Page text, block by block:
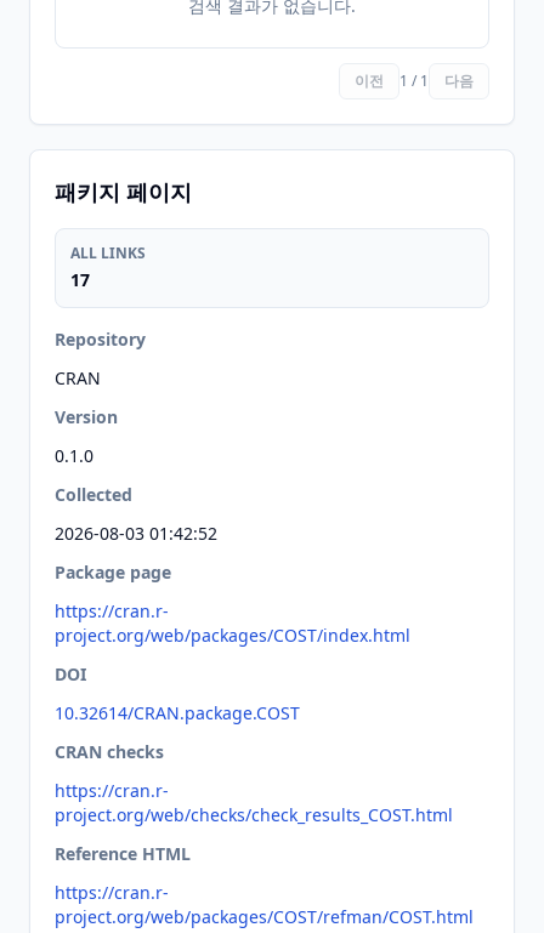
검색 결과가 없습니다.
이전 1 / 1 다음
패키지 페이지
ALL LINKS
17
Repository
CRAN
Version
0.1.0
Collected
2026-08-03 01:42:52
Package page
https://cran.r-
project.org/web/packages/COST/index.html
DOI
10.32614/CRAN.package.COST
CRAN checks
https://cran.r-
project.org/web/checks/check_results_COST.html
Reference HTML
https://cran.r-
project.org/web/packages/COST/refman/COST.html